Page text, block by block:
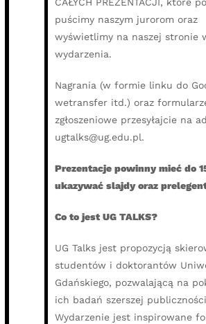
puścimy naszym jurorom oraz
wyświetlimy na naszej stronie
wydarzenia.
Nagrania (w formie linku do
wetransfer itd.) oraz
zgłoszeniowe przesyłajcie na
ugtalks@ug.edu.pl.
Prezentacje powinny mieć do
ukazywać slajdy oraz
Co to jest UG TALKS?
UG Talks jest propozycją
studentów i doktorantów
Gdańskiego, pozwalającą na
ich badań szerszej
Wydarzenie jest inspirowane